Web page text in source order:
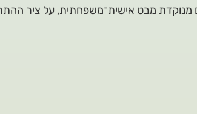
מנוקדת מבט אישית־משפחתית, על ציר